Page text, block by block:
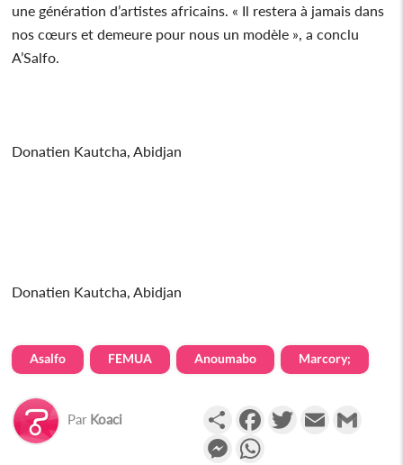
une génération d’artistes africains. « Il restera à jamais dans
nos cœurs et demeure pour nous un modèle », a conclu
A’Salfo.
Donatien Kautcha, Abidjan
Donatien Kautcha, Abidjan
Asalfo FEMUA Anoumabo Marcory;
Par Koaci PartagerFacebookTwitterEmail
Messenger